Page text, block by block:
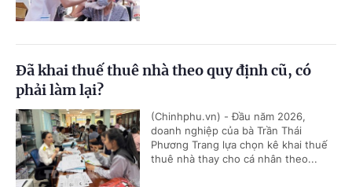
Đã khai thuế thuê nhà theo quy định cũ, có
phải làm lại?
(Chinhphu.vn) - Đầu năm 2026,
doanh nghiệp của bà Trần Thái
Phương Trang lựa chọn kê khai thuế
thuê nhà thay cho cá nhân theo...